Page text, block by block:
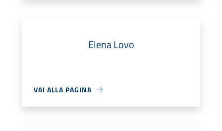
Elena Lovo
VAI ALLA PAGINA